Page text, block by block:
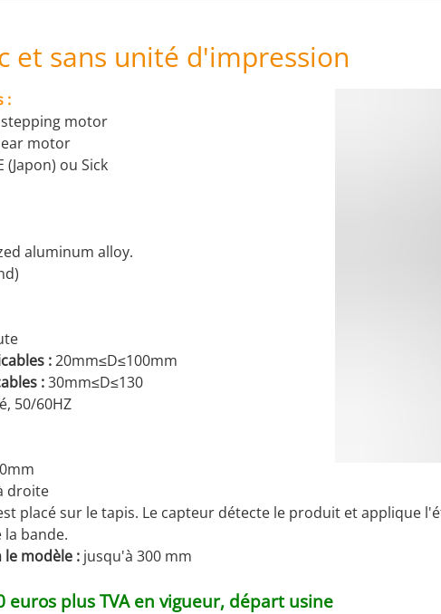
et sans unité d'impression
:
stepping motor
motor
(Japon) ou Sick
aluminum alloy.
:20mm≤D≤100mm
:30mm≤D≤130
50/60HZ
droite
placé sur le tapis. Le capteur détecte le produit et applique
bande.
modèle : jusqu'à 300 mm
euros plus TVA en vigueur, départ usine